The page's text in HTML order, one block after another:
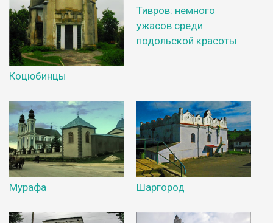
Коцюбинцы
Тивров: немного
ужасов среди
подольской красоты
Мурафа Шаргород